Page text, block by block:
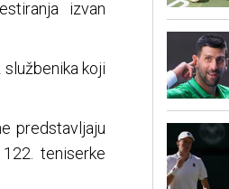
izvan
koji
predstavljaju
teniserke